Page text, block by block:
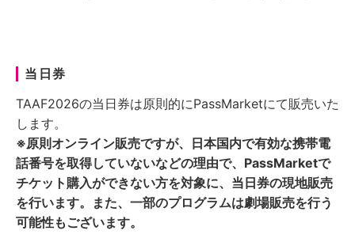
当日券
TAAF2026の当日券は原則的にPassMarketにて販売いた
します。
※原則オンライン販売ですが、日本国内で有効な携帯電
話番号を取得していないなどの理由で、PassMarketで
チケット購入ができない方を対象に、当日券の現地販売
を行います。また、一部のプログラムは劇場販売を行う
可能性もございます。